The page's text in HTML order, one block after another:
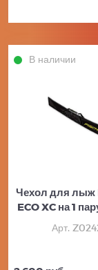
В наличии
Чехол для лыж
ECO XC на 1
Арт.